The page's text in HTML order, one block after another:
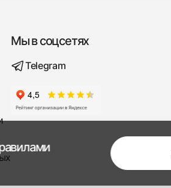
Мы в соцсетях
Telegram